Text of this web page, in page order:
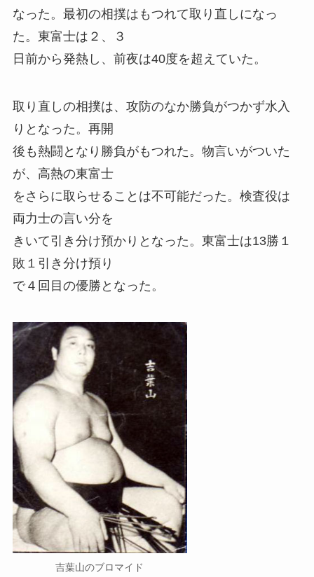
なった。最初の相撲はもつれて取り直しになっ
た。東富士は２、３
日前から発熱し、前夜は40度を超えていた。
取り直しの相撲は、攻防のなか勝負がつかず水入
りとなった。再開
後も熱闘となり勝負がもつれた。物言いがついた
が、高熱の東富士
をさらに取らせることは不可能だった。検査役は
両力士の言い分を
きいて引き分け預かりとなった。東富士は13勝１
敗１引き分け預り
で４回目の優勝となった。
吉葉山のブロマイド